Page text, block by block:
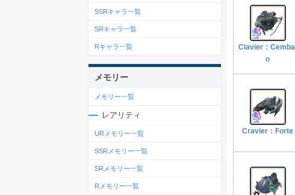
Clavier：Cembal
o
Cravier：Forte
SSRキャラ一覧
SRキャラ一覧
Rキャラ一覧
メモリー
メモリー一覧
レアリティ
URメモリー一覧
SSRメモリー一覧
SRメモリー一覧
Rメモリー一覧